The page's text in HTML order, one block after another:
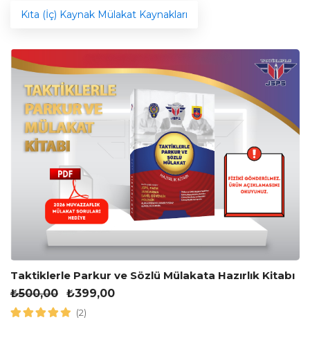
Kıta (İç) Kaynak Mülakat Kaynakları
Taktiklerle Parkur ve Sözlü Mülakata Hazırlık Kitabı
₺500,00 ₺399,00
(2)